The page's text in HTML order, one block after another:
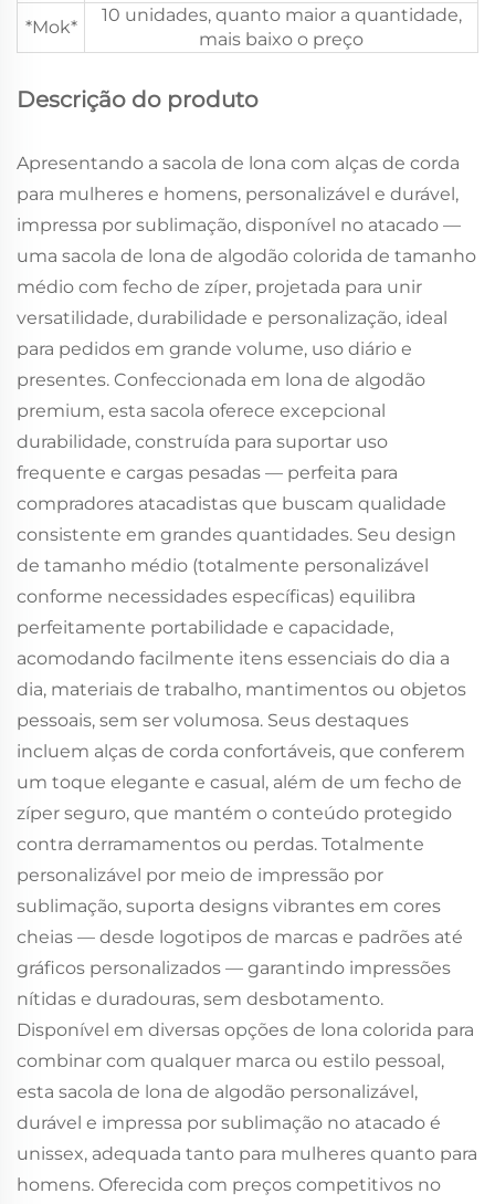
*Mok*
10 unidades, quanto maior a quantidade,
mais baixo o preço
Descrição do produto
Apresentando a sacola de lona com alças de corda
para mulheres e homens, personalizável e durável,
impressa por sublimação, disponível no atacado —
uma sacola de lona de algodão colorida de tamanho
médio com fecho de zíper, projetada para unir
versatilidade, durabilidade e personalização, ideal
para pedidos em grande volume, uso diário e
presentes. Confeccionada em lona de algodão
premium, esta sacola oferece excepcional
durabilidade, construída para suportar uso
frequente e cargas pesadas — perfeita para
compradores atacadistas que buscam qualidade
consistente em grandes quantidades. Seu design
de tamanho médio (totalmente personalizável
conforme necessidades específicas) equilibra
perfeitamente portabilidade e capacidade,
acomodando facilmente itens essenciais do dia a
dia, materiais de trabalho, mantimentos ou objetos
pessoais, sem ser volumosa. Seus destaques
incluem alças de corda confortáveis, que conferem
um toque elegante e casual, além de um fecho de
zíper seguro, que mantém o conteúdo protegido
contra derramamentos ou perdas. Totalmente
personalizável por meio de impressão por
sublimação, suporta designs vibrantes em cores
cheias — desde logotipos de marcas e padrões até
gráficos personalizados — garantindo impressões
nítidas e duradouras, sem desbotamento.
Disponível em diversas opções de lona colorida para
combinar com qualquer marca ou estilo pessoal,
esta sacola de lona de algodão personalizável,
durável e impressa por sublimação no atacado é
unissex, adequada tanto para mulheres quanto para
homens. Oferecida com preços competitivos no